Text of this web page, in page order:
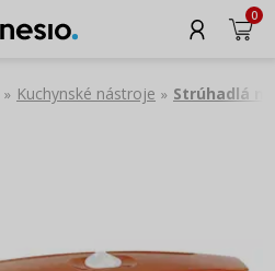
0
» Kuchynské nástroje » Strúhadlá